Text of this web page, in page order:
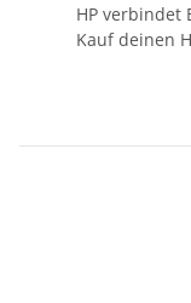
HP verbindet
Kauf deinen